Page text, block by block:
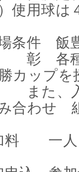
用球は４
条件 飯
各種
カップを
入賞者
合わせ
料 一人